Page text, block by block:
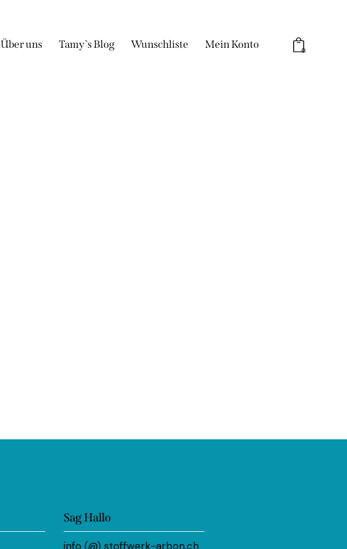
Über uns Tamy`s Blog Wunschliste Mein Konto 0
Sag Hallo
info (@) stoffwerk-arbon.ch